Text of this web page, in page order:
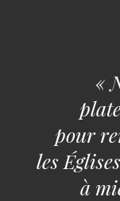
«
pour
les
à